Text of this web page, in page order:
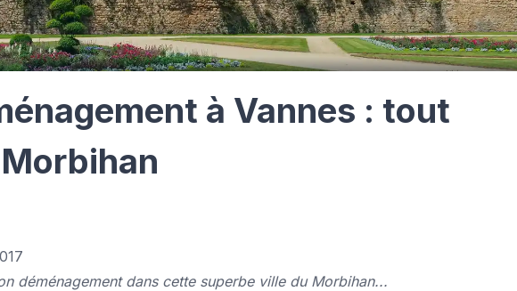
à Vannes : tout
déménagement dans cette superbe ville du Morbihan...